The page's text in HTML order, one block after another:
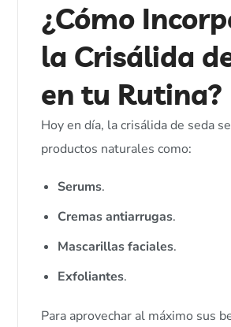
¿Cómo
la Crisálida
en tu Rutina?
Hoy en día, la crisálida de seda
productos naturales como:
Serums.
Cremas antiarrugas.
Mascarillas faciales.
Exfoliantes.
Para aprovechar al máximo sus